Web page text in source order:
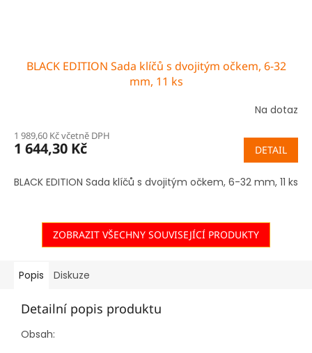
BLACK EDITION Sada klíčů s dvojitým očkem, 6-32
mm, 11 ks
Na dotaz
1 989,60 Kč včetně DPH
1 644,30 Kč DETAIL
BLACK EDITION Sada klíčů s dvojitým očkem, 6-32 mm, 11 ks
ZOBRAZIT VŠECHNY SOUVISEJÍCÍ PRODUKTY
Popis Diskuze
Detailní popis produktu
Obsah: